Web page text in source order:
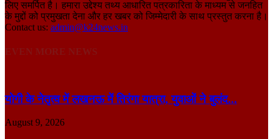
लिए समर्पित है। हमारा उद्देश्य तथ्य आधारित पत्रकारिता के माध्यम से जनहित
के मुद्दों को प्रमुखता देना और हर खबर को जिम्मेदारी के साथ प्रस्तुत करना है।
Contact us: admin@k24news.in
योगी के नेतृत्व में लखनऊ में तिरंगा यात्रा, युवाओं ने बुलंद...
August 9, 2026